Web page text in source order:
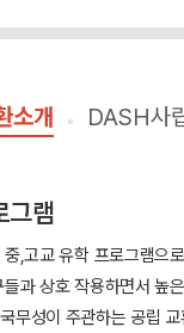
소개 DASH사
그램
,고교 유학 프로그램
과 상호 작용하면서 높
무성이 주관하는 공립